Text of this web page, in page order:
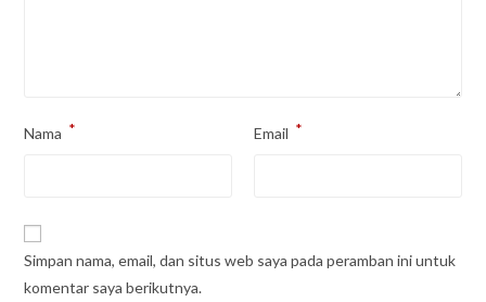
Nama * Email *
Simpan nama, email, dan situs web saya pada peramban ini untuk
komentar saya berikutnya.